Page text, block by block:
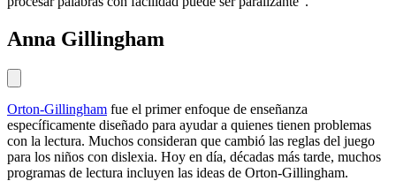
Anna Gillingham
Orton-Gillingham fue el primer enfoque de enseñanza
específicamente diseñado para ayudar a quienes tienen problemas
con la lectura. Muchos consideran que cambió las reglas del juego
para los niños con dislexia. Hoy en día, décadas más tarde, muchos
programas de lectura incluyen las ideas de Orton-Gillingham.